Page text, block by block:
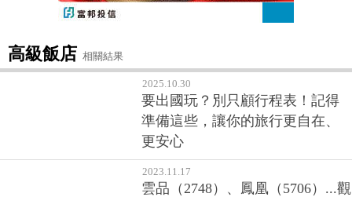
高級飯店 相關結果
2025.10.30
要出國玩？別只顧行程表！記得
準備這些，讓你的旅行更自在、
更安心
2023.11.17
雲品（2748）、鳳凰（5706）...觀